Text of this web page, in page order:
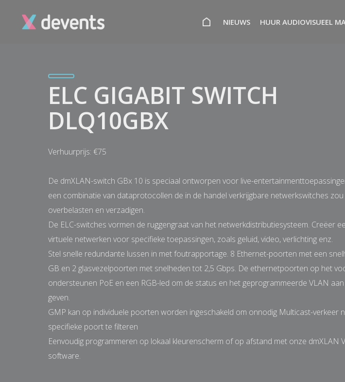
NIEUWS HUUR AUDIOVISUEEL
ELC GIGABIT SWITCH
DLQ10GBX
Verhuurprijs: €75
De dmXLAN-switch GBx 10 is speciaal ontworpen voor live-
een combinatie van dataprotocollen de in de handel verkrijgbare netwerkswitches zou
overbelasten en verzadigen.
De ELC-switches vormen de ruggengraat van het netwerkdistributiesysteem. Creëer
virtuele netwerken voor specifieke toepassingen, zoals geluid, video, verlichting enz.
Stel snelle redundante lussen in met foutrapportage. 8 Ethernet-poorten met een
GB en 2 glasvezelpoorten met snelheden tot 2,5 Gbps. De ethernetpoorten op het
ondersteunen PoE en een RGB-led om de status en het geprogrammeerde VLAN
geven.
GMP kan op individuele poorten worden ingeschakeld om onnodig Multicast-verkeer
specifieke poort te filteren
Eenvoudig programmeren op lokaal kleurenscherm of op afstand met onze dmXLAN
software.